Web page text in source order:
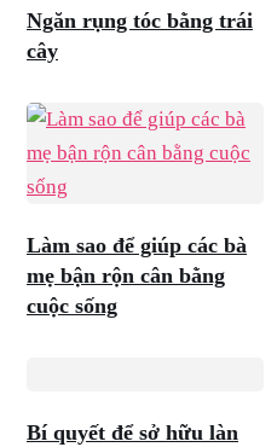
Ngăn rụng tóc bằng trái
cây
Làm sao để giúp các bà
mẹ bận rộn cân bằng
cuộc sống
Bí quyết để sở hữu làn